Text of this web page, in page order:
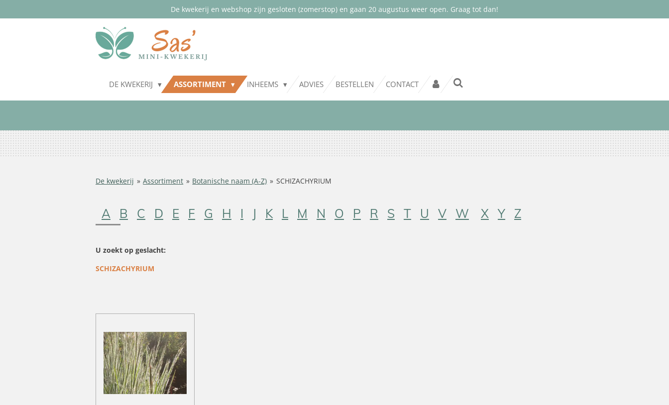
De kwekerij en webshop zijn gesloten (zomerstop) en gaan 20 augustus weer open. Graag tot dan!
DE KWEKERIJ ASSORTIMENT INHEEMS ADVIES BESTELLEN CONTACT
De kwekerij » Assortiment » Botanische naam (A-Z) » SCHIZACHYRIUM
A B C D E F G H I J K L M N O P R S T U V W X Y Z
U zoekt op geslacht:
SCHIZACHYRIUM